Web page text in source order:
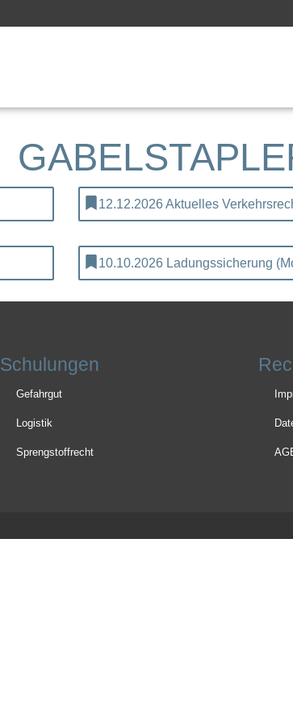
12.12.2026 Aktuelles
10.10.2026 Ladungssicherung
Schulungen
Gefahrgut
Logistik
Sprengstoffrecht